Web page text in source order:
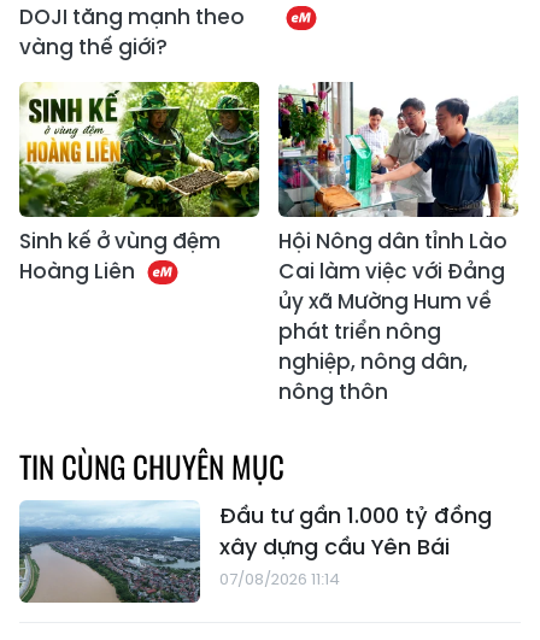
DOJI tăng mạnh theo
vàng thế giới?
Sinh kế ở vùng đệm
Hoàng Liên
Hội Nông dân tỉnh Lào
Cai làm việc với Đảng
ủy xã Mường Hum về
phát triển nông
nghiệp, nông dân,
nông thôn
TIN CÙNG CHUYÊN MỤC
Đầu tư gần 1.000 tỷ đồng
xây dựng cầu Yên Bái
07/08/2026 11:14